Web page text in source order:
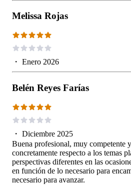
Melissa Rojas
・ Enero 2026
Belén Reyes Farías
・ Diciembre 2025
Buena profesional, muy competente
concretamente respecto a los temas
perspectivas diferentes en las
en función de lo necesario para
necesario para avanzar.